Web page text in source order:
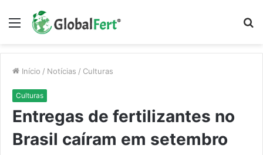
Menu
Início / Notícias / Culturas
Culturas
Entregas de fertilizantes no
Brasil caíram em setembro